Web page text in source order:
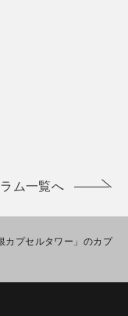
ム一覧へ
カプセルタワー」のカプ